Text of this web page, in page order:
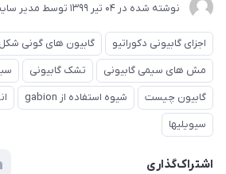
نوشته شده در 04 تير 1399 توسط مدیر
اجزای گابیونی دکوراتیو
گابیون های گونی شکل
مش های سیمی گابیونی
تشک گابیونی
گابیون چیست
شیوه استفاده از gabion
سیویلیها
اشتراک‌گذاری